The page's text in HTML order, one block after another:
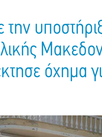
την
όχημα